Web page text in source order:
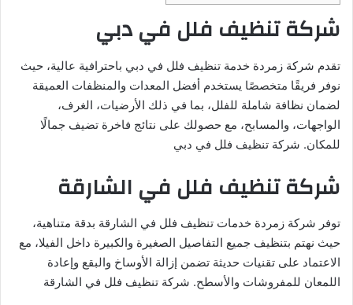
شركة تنظيف فلل في دبي
تقدم شركة زمردة خدمة تنظيف فلل في دبي باحترافية عالية، حيث
نوفر فريقًا متخصصًا يستخدم أفضل المعدات والمنظفات العميقة
لضمان نظافة شاملة للفلل، بما في ذلك الأرضيات، الغرف،
الواجهات، والمسابح، مع حصولك على نتائج فاخرة تضيف جمالًا
للمكان. شركة تنظيف فلل في دبي
شركة تنظيف فلل في الشارقة
توفر شركة زمردة خدمات تنظيف فلل في الشارقة بدقة متناهية،
حيث نهتم بتنظيف جميع التفاصيل الصغيرة والكبيرة داخل الفيلا، مع
الاعتماد على تقنيات حديثة تضمن إزالة الأوساخ والبقع وإعادة
اللمعان للمفروشات والأسطح. شركة تنظيف فلل في الشارقة